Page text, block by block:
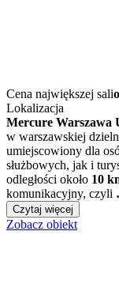
Cena największej sali
Lokalizacja
Mercure Warszawa
w warszawskiej
umiejscowiony dla
służbowych, jak i
odległości około 10
komunikacyjny, czyli
Czytaj więcej
Zobacz obiekt